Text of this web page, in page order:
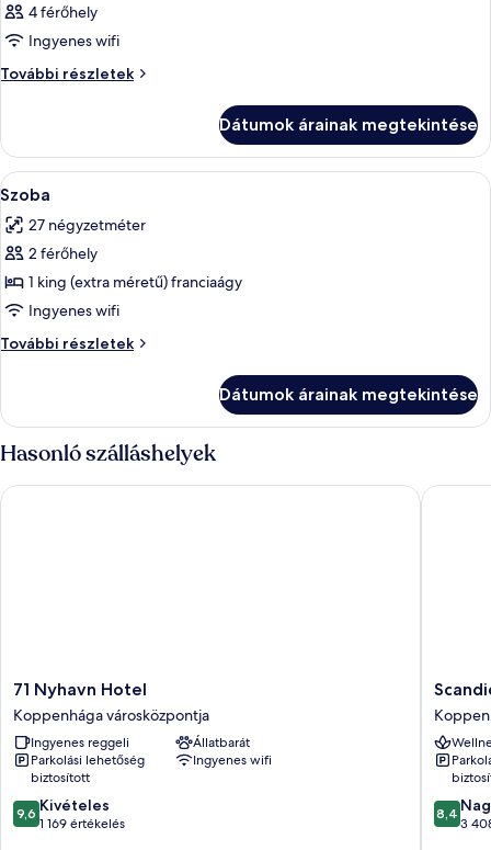
4 férőhely
Ingyenes wifi
További részletek
Szoba
Dátumok árainak megtekintése
A
következő
szoba
összes
képének
megtekintése:
Szoba
Egy szoba, amelyben van egy ágy,
3
Szoba
27 négyzetméter
2 férőhely
1 king (extra méretű) franciaágy
Ingyenes wifi
További részletek
Szoba
Dátumok árainak megtekintése
Hasonló szálláshelyek
71
Nyhavn
Hotel
Koppenhága
városközpontja
71 Nyhavn Hotel
Koppenhága városközpontja
Ingyenes reggeli
Állatbarát
Parkolási lehetőség
biztosított
Ingyenes wifi
9.6
ennyiből:
9,6 Kivételes
1 169 értékelés
71 Nyhavn Hotel
Scandic
8.4
8,4
3
Scandic